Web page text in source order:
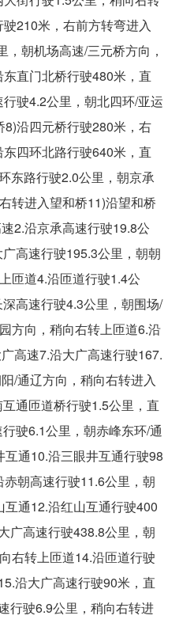
210米，右前方转弯进入
朝机场高速/三元桥方向，
直门北桥行驶480米，直
驶4.2公里，朝北四环/亚运
沿四元桥行驶280米，右
四环北路行驶640米，直
东路行驶2.0公里，朝京承
转进入望和桥11)沿望和桥
2.沿京承高速行驶19.8公
高速行驶195.3公里，朝朝
匝道4.沿匝道行驶1.4公
高速行驶4.3公里，朝围场/
方向，稍向右转上匝道6.沿
高速7.沿大广高速行驶167.
/通辽方向，稍向右转进入
通匝道桥行驶1.5公里，直
驶6.1公里，朝赤峰东环/通
通10.沿三眼井互通行驶98
朝高速行驶11.6公里，朝
通12.沿红山互通行驶400
广高速行驶438.8公里，朝
右转上匝道14.沿匝道行驶
沿大广高速行驶90米，直
行驶6.9公里，稍向右转进